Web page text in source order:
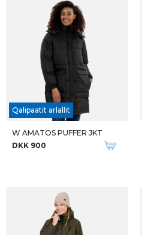
Qalipaatit arlallit
W AMATOS PUFFER JKT
DKK 900